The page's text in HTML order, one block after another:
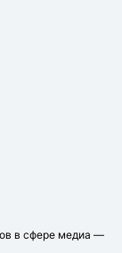
в сфере медиа —